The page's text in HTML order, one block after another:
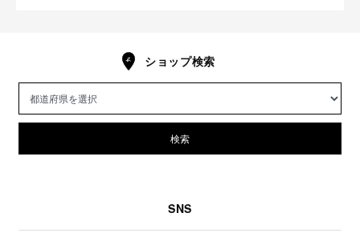
ショップ検索
検索
SNS